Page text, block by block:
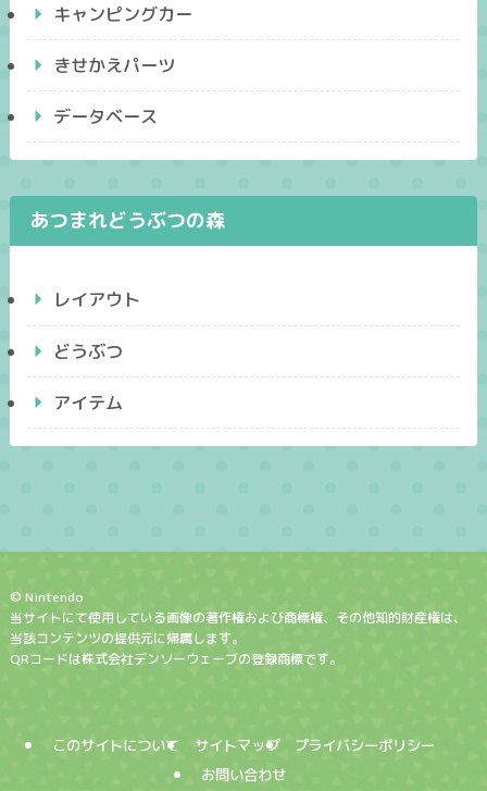
キャンピングカー
きせかえパーツ
データベース
あつまれどうぶつの森
レイアウト
どうぶつ
アイテム
© Nintendo
当サイトにて使用している画像の著作権および商標権、その他知的財産権は、
当該コンテンツの提供元に帰属します。
QRコードは株式会社デンソーウェーブの登録商標です。
このサイトについて サイトマップ
プライバシーポリシー
お問い合わせ